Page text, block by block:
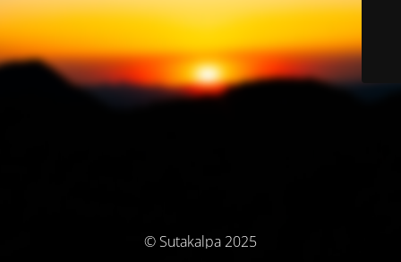
© Sutakalpa 2025